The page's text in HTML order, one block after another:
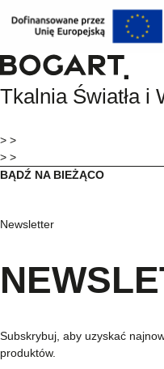
BOGART.
główna
Tkalnia Światła i
> >
> >
BĄDŹ NA BIEŻĄCO
Newsletter
Subskrybuj, aby uzyskać
produktów.